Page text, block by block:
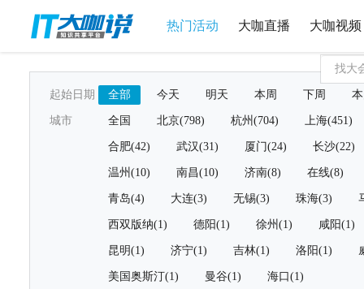
热门活动 大咖直播 大咖视频
起始日期 全部 今天 明天 本周 下周
城市 全国 北京(798) 杭州(704) 上海(451)
合肥(42) 武汉(31) 厦门(24) 长沙(22)
温州(10) 南昌(10) 济南(8) 在线(8)
青岛(4) 大连(3) 无锡(3) 珠海(3)
西双版纳(1) 德阳(1) 徐州(1) 咸阳(1)
昆明(1) 济宁(1) 吉林(1) 洛阳(1)
美国奥斯汀(1) 曼谷(1) 海口(1)